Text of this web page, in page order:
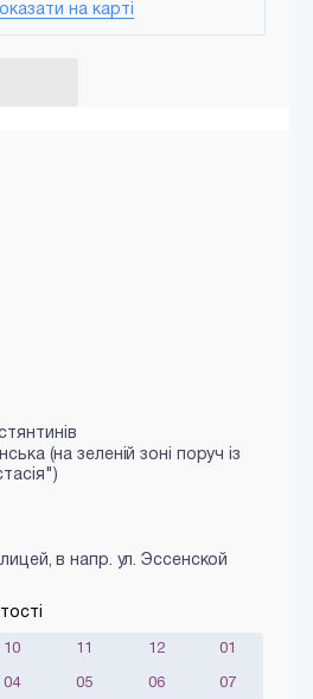
на карті
(на зеленій зоні поруч із
в напр. ул. Эссенской
10 11 12 01
04 05 06 07